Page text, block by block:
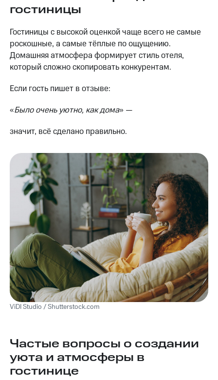
гостиницы
Гостиницы с высокой оценкой чаще всего не самые
роскошные, а самые тёплые по ощущению.
Домашняя атмосфера формирует стиль отеля,
который сложно скопировать конкурентам.
Если гость пишет в отзыве:
«Было очень уютно, как дома» —
значит, всё сделано правильно.
ViDI Studio / Shutterstock.com
Частые вопросы о создании
уюта и атмосферы в
гостинице